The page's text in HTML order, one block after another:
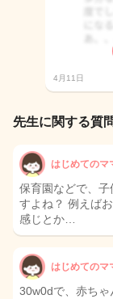
4月11日
先生に関する質
はじめてのマ
保育園などで、
すよね？ 例えば
感じとか…
はじめてのマ
30w0dで、赤ちゃ